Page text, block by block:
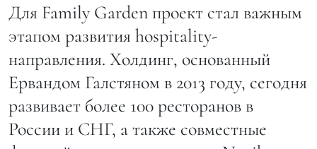
Для Family Garden проект стал важным
этапом развития hospitality-
направления. Холдинг, основанный
Ервандом Галстяном в 2013 году, сегодня
развивает более 100 ресторанов в
России и СНГ, а также совместные